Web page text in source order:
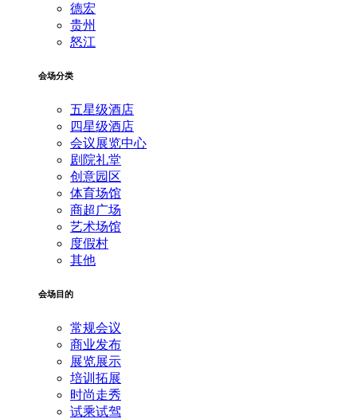
德宏
贵州
怒江
会场分类
五星级酒店
四星级酒店
会议展览中心
剧院礼堂
创意园区
体育场馆
商超广场
艺术场馆
度假村
其他
会场目的
常规会议
商业发布
展览展示
培训拓展
时尚走秀
试乘试驾